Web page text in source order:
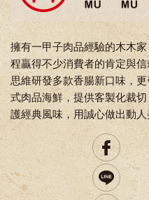
擁有一甲子肉品經驗的木木
程贏得不少消費者的肯定與
思維研發多款香腸新口味，
式肉品海鮮，提供客製化裁
護經典風味，用誠心做出動